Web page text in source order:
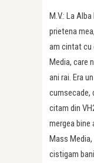
M.V.: La
prietena
am cintat cu
Media, care
ani rai. Era
cumsecade,
citam din
mergea bine
Mass
cistigam